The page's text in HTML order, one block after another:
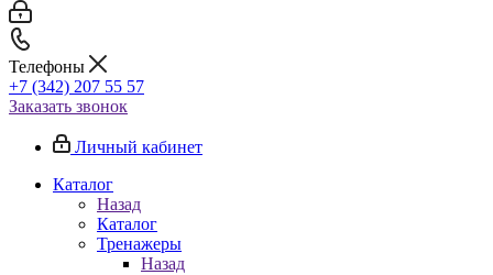
Телефоны
+7 (342) 207 55 57
Заказать звонок
Личный кабинет
Каталог
Назад
Каталог
Тренажеры
Назад